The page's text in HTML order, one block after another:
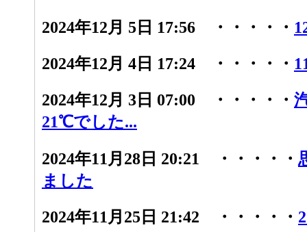
2024年12月 5日 17:56 ・・・・・
2024年12月 4日 17:24 ・・・・・
2024年12月 3日 07:00 ・・・・・
21℃でした...
2024年11月28日 20:21 ・・・・・
ました
2024年11月25日 21:42 ・・・・・